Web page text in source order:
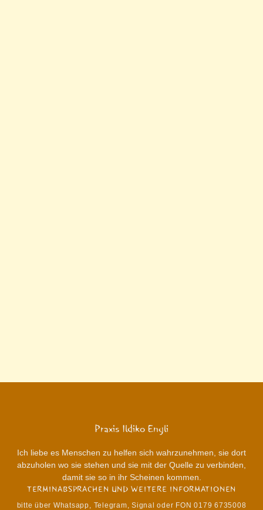
Praxis Ildiko Engli
Ich liebe es Menschen zu helfen sich wahrzunehmen, sie dort
abzuholen wo sie stehen und sie mit der Quelle zu verbinden,
damit sie so in ihr Scheinen kommen.
TERMINABSPRACHEN UND WEITERE INFORMATIONEN
bitte über Whatsapp, Telegram, Signal oder FON 0179 6735008